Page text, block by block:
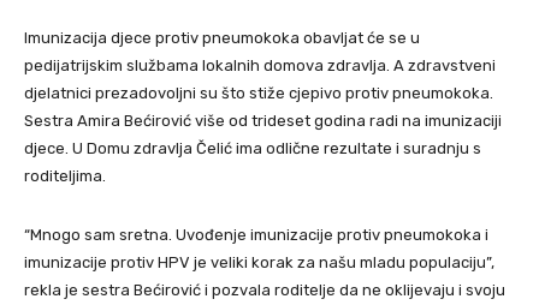
Imunizacija djece protiv pneumokoka obavljat će se u
pedijatrijskim službama lokalnih domova zdravlja. A zdravstveni
djelatnici prezadovoljni su što stiže cjepivo protiv pneumokoka.
Sestra Amira Bećirović više od trideset godina radi na imunizaciji
djece. U Domu zdravlja Čelić ima odlične rezultate i suradnju s
roditeljima.
“Mnogo sam sretna. Uvođenje imunizacije protiv pneumokoka i
imunizacije protiv HPV je veliki korak za našu mladu populaciju”,
rekla je sestra Bećirović i pozvala roditelje da ne oklijevaju i svoju